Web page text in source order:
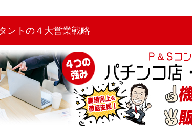
タントの４大営業戦略